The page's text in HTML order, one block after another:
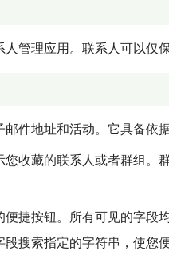
管理应用。联系人可以仅
件地址和活动。它具备依
收藏的联系人或者群组。
捷按钮。所有可见的字段
搜索指定的字符串，使您